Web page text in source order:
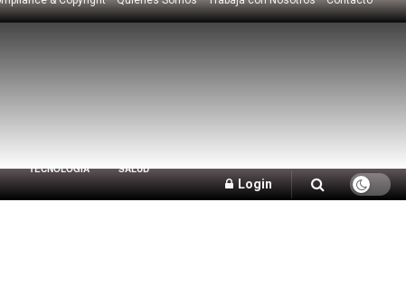
TECNOLOGÍA SALUD
Login